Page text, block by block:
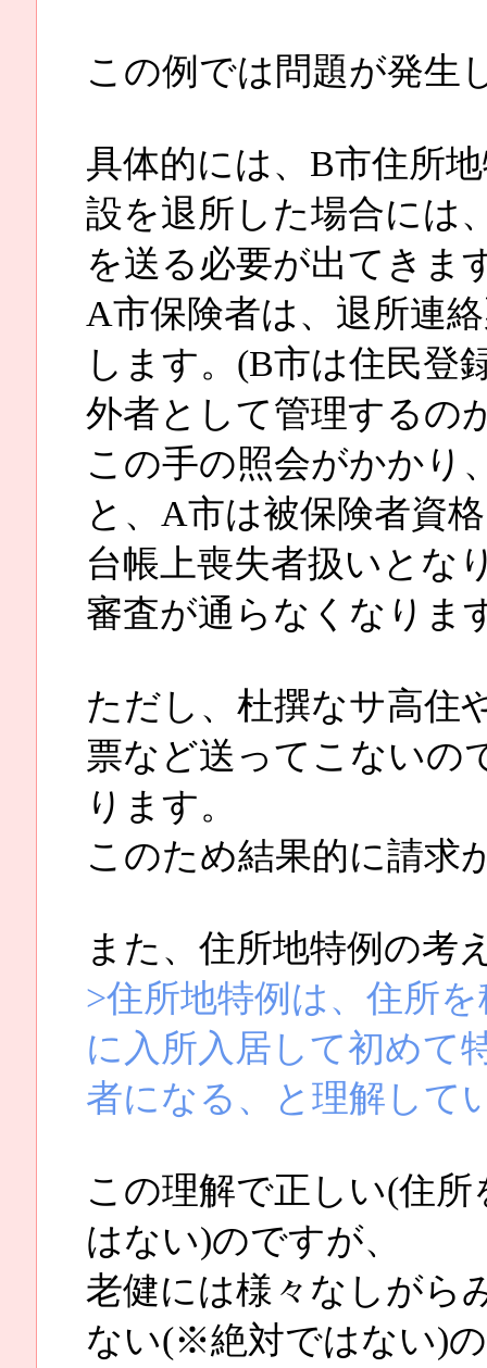
この例では問題が発生
具体的には、B市住所
設を退所した場合には
を送る必要が出てきま
A市保険者は、退所連
します。(B市は住民登
外者として管理するの
この手の照会がかかり
と、A市は被保険者資
台帳上喪失者扱いとな
審査が通らなくなりま
ただし、杜撰なサ高住
票など送ってこないの
ります。
このため結果的に請求
また、住所地特例の考
>住所地特例は、住所
に入所入居して初めて
者になる、と理解して
この理解で正しい(住
はない)のですが、
老健には様々なしがら
ない(※絶対ではない)